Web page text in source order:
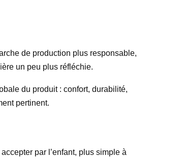
de production plus responsable,
un peu plus réfléchie.
du produit : confort, durabilité,
pertinent.
par l’enfant, plus simple à